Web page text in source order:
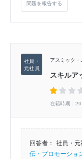
問題を報告する
アスミック
スキルア
在籍時期：
回答者： 社員・元
伝・プロモーショ